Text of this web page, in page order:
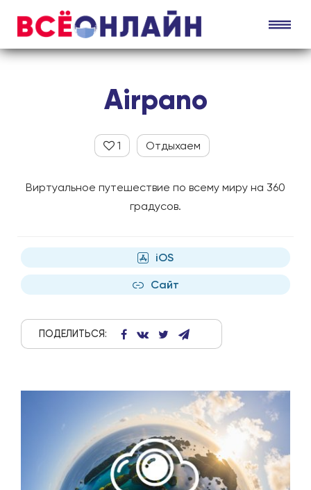
Airpano
1 Отдыхаем
Виртуальное путешествие по всему миру на 360
градусов.
iOS
Сайт
ПОДЕЛИТЬСЯ: